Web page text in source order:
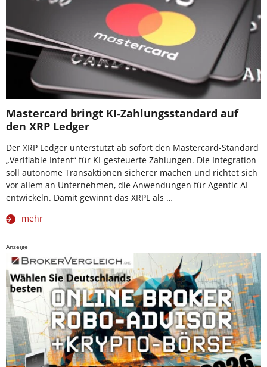
Mastercard bringt KI-Zahlungsstandard auf
den XRP Ledger
Der XRP Ledger unterstützt ab sofort den Mastercard-Standard
„Verifiable Intent“ für KI-gesteuerte Zahlungen. Die Integration
soll autonome Transaktionen sicherer machen und richtet sich
vor allem an Unternehmen, die Anwendungen für Agentic AI
entwickeln. Damit gewinnt das XRPL als …
mehr
Anzeige